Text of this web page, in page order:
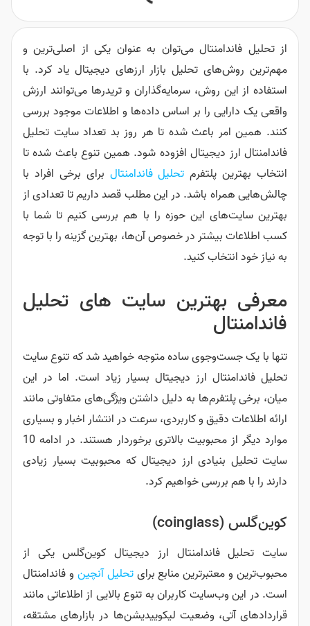
می‌توان به عنوان یکی از اصلی‌ترین و
تحلیل بازار ارزهای دیجیتال یاد کرد. با
سرمایه‌گذاران و تریدرها می‌توانند ارزش
را بر اساس داده‌ها و اطلاعات موجود بررسی
باعث شده تا هر روز بد تعداد سایت تحلیل
دیجیتال افزوده شود. همین تنوع باعث شده تا
تحلیل فاندامنتالبرای برخی افراد با
باشد. در این مطلب قصد داریم تا تعدادی از
این حوزه را با هم بررسی کنیم تا شما با
در خصوص آن‌ها، بهترین گزینه را با توجه
کنید.
سایت‌ های تحلیل
ساده متوجه خواهید شد که تنوع سایت
ارز دیجیتال بسیار زیاد است. اما در این
به دلیل داشتن ویژگی‌های متفاوتی مانند
و کاربردی، سرعت در انتشار اخبار و بسیاری
موارد دیگر از محبوبیت بالاتری برخوردار هستند. در ادامه 10
ارز دیجیتال که محبوبیت بسیار زیادی
خواهیم کرد.
ارز دیجیتال کوین‌گلس یکی از
منابع برایتحلیل آنچینو فاندامنتال
کاربران به تنوع بالایی از اطلاعاتی مانند
وضعیت لیکوییدیشن‌ها در بازارهای مشتقه،